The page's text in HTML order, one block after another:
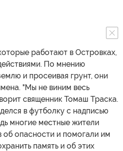
работают в Островках,
По мнению
и просеивая грунт, они
"Мы не виним весь
священник Томаш Траска.
в футболку с надписью
многие местные жители
опасности и помогали им
память и об этих